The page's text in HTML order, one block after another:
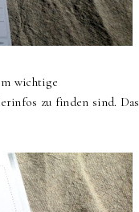
wichtige
zu finden sind. Das